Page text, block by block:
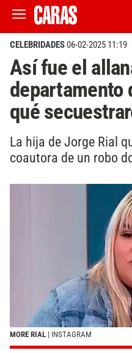
CELEBRIDADES06-02-2025 11:19
Así fue el
departamento
qué
La hija de Jorge Rial
coautora de un robo
MORE RIAL | INSTAGRAM